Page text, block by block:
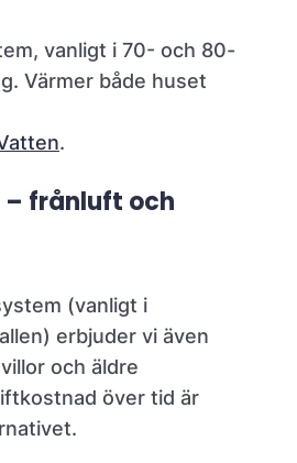
vanligt i 70- och 80-
Värmer både huset
.
frånluft och
(vanligt i
erbjuder vi även
och äldre
över tid är